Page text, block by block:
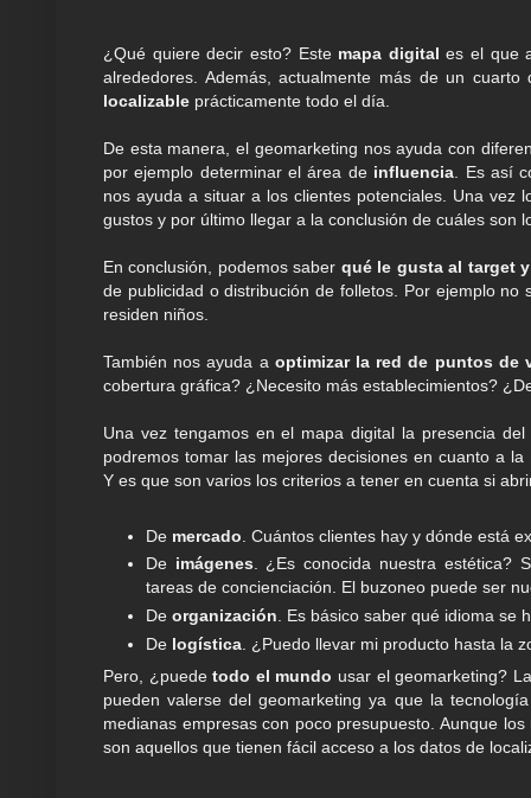
¿Qué quiere decir esto? Este mapa digital es el que
alrededores. Además, actualmente más de un
localizable prácticamente todo el día.
De esta manera, el geomarketing nos ayuda con
por ejemplo determinar el área de influencia . Es así
nos ayuda a situar a los clientes potenciales. Una vez
gustos y por último llegar a la conclusión de cuáles son
En conclusión, podemos saber qué le gusta al target
de publicidad o distribución de folletos. Por ejemplo
residen niños.
También nos ayuda a optimizar la red de puntos de
cobertura gráfica? ¿Necesito más establecimientos?
Una vez tengamos en el mapa digital la presencia
podremos tomar las mejores decisiones en cuanto a
Y es que son varios los criterios a tener en cuenta si
De mercado . Cuántos clientes hay y dónde está
De imágenes. ¿Es conocida nuestra estética?
tareas de concienciación. El buzoneo puede ser
De organización . Es básico saber qué idioma
De logística. ¿Puedo llevar mi producto hasta la
Pero, ¿puedetodo el mundo usar el geomarketing?
pueden valerse del geomarketing ya que la
medianas empresas con poco presupuesto. Aunque
son aquellos que tienen fácil acceso a los datos de